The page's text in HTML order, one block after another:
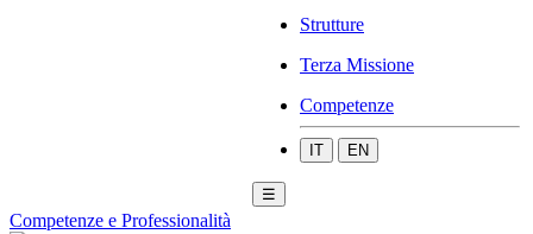
Strutture
Terza Missione
Competenze
IT EN
☰
Competenze e Professionalità